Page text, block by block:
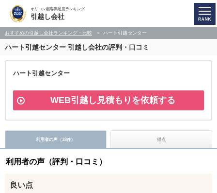
オリコン顧客満足度ランキング
引越し会社
おすすめの引越し会社ランキング・比較 ハート引越センター
ハート引越センター 引越し会社の評判・口コミ
ハート引越センター
WEB引越し見積もりを依頼する
利用者の声（18件） 得点
利用者の声（評判・口コミ）
良い点